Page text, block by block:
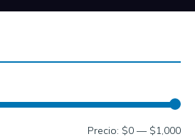
Precio: $0 — $1,000